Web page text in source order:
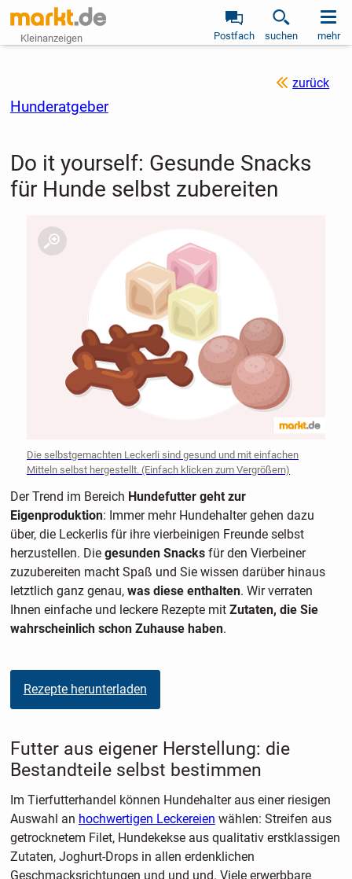
Kleinanzeigen Postfach suchen mehr
zurück
Hunderatgeber
Do it yourself: Gesunde Snacks
für Hunde selbst zubereiten
Die selbstgemachten Leckerli sind gesund und mit einfachen
Mitteln selbst hergestellt. (Einfach klicken zum Vergrößern)
Der Trend im Bereich Hundefutter geht zur
Eigenproduktion: Immer mehr Hundehalter gehen dazu
über, die Leckerlis für ihre vierbeinigen Freunde selbst
herzustellen. Die gesunden Snacksfür den Vierbeiner
zuzubereiten macht Spaß und Sie wissen darüber hinaus
letztlich ganz genau, was diese enthalten. Wir verraten
Ihnen einfache und leckere Rezepte mit Zutaten, die Sie
wahrscheinlich schon Zuhause haben.
Rezepte herunterladen
Futter aus eigener Herstellung: die
Bestandteile selbst bestimmen
Im Tierfutterhandel können Hundehalter aus einer riesigen
Auswahl an hochwertigen Leckereien wählen: Streifen aus
getrocknetem Filet, Hundekekse aus qualitativ erstklassigen
Zutaten, Joghurt-Drops in allen erdenklichen
Geschmacksrichtungen und und und. Viele erwerbbare